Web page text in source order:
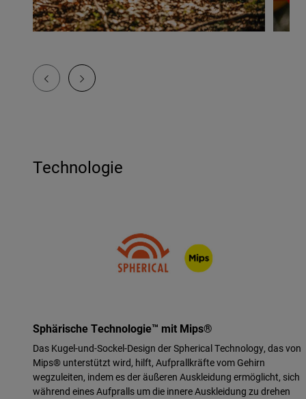
Technologie
Sphärische Technologie™ mit Mips®
Das Kugel-und-Sockel-Design der Spherical Technology, das von
Mips® unterstützt wird, hilft, Aufprallkräfte vom Gehirn
wegzuleiten, indem es der äußeren Auskleidung ermöglicht, sich
während eines Aufpralls um die innere Auskleidung zu drehen